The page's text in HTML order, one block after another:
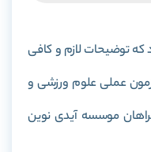
که توضیحات لازم و کافی
عملی علوم ورزشی و
موسسه آیدی نوین